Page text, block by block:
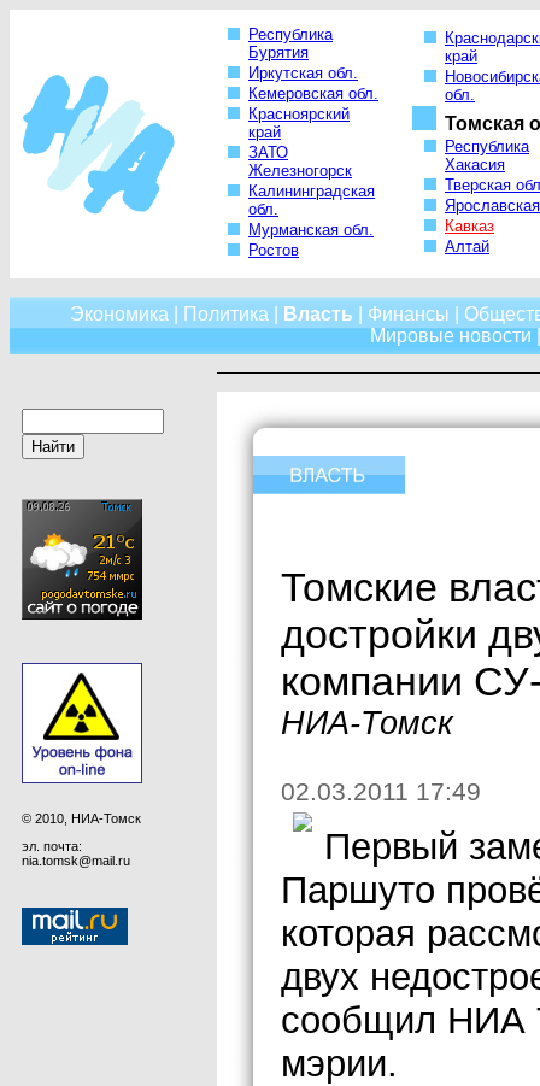
Республика
Бурятия
Иркутская обл.
Кемеровская обл.
Красноярский
край
ЗАТО
Железногорск
Калининградская
обл.
Мурманская обл.
Ростов
край
обл.
Томская
Республика
Хакасия
Тверская
Кавказ
Алтай
Экономика Политика Власть Финансы
Мировые новости
© 2010, НИА-Томск
эл. почта:
nia.tomsk@mail.ru
Томские
достройки
компании
НИА-Томск
02.03.2011 17:49
Первый
Паршуто
которая
двух
сообщил НИА
мэрии.